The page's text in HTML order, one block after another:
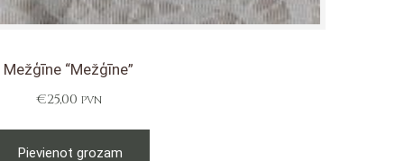
Mežģīne “Mežģīne”
€25,00 PVN
Pievienot grozam